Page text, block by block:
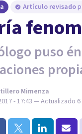
Artículo revisado
puso
Mimenza
- 17:43 — Actualizado